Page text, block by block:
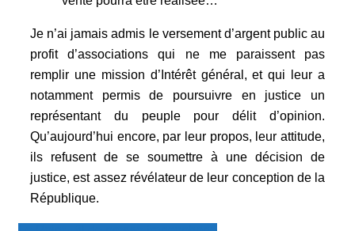
Je n’ai jamais admis le versement d’argent public au
profit d’associations qui ne me paraissent pas
remplir une mission d’Intérêt général, et qui leur a
notamment permis de poursuivre en justice un
représentant du peuple pour délit d’opinion.
Qu’aujourd’hui encore, par leur propos, leur attitude,
ils refusent de se soumettre à une décision de
justice, est assez révélateur de leur conception de la
République.